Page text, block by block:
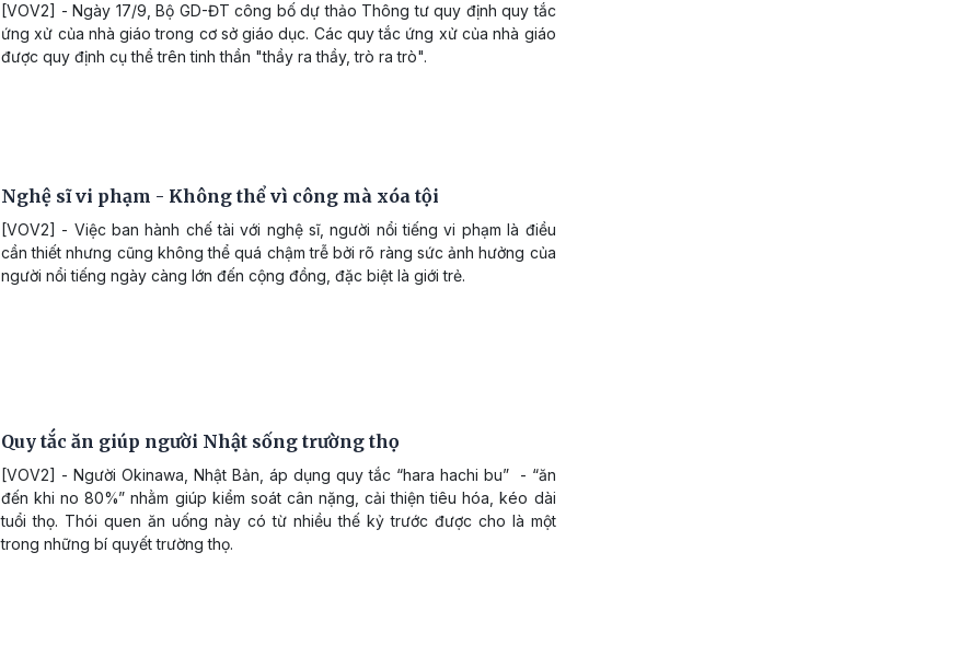
[VOV2] - Ngày 17/9, Bộ GD-ĐT công bố dự thảo Thông tư quy định quy tắc
ứng xử của nhà giáo trong cơ sở giáo dục. Các quy tắc ứng xử của nhà giáo
được quy định cụ thể trên tinh thần "thầy ra thầy, trò ra trò".
Nghệ sĩ vi phạm - Không thể vì công mà xóa tội
[VOV2] - Việc ban hành chế tài với nghệ sĩ, người nổi tiếng vi phạm là điều
cần thiết nhưng cũng không thể quá chậm trễ bởi rõ ràng sức ảnh hưởng của
người nổi tiếng ngày càng lớn đến cộng đồng, đặc biệt là giới trẻ.
Quy tắc ăn giúp người Nhật sống trường thọ
[VOV2] - Người Okinawa, Nhật Bản, áp dụng quy tắc “hara hachi bu” - “ăn
đến khi no 80%” nhằm giúp kiểm soát cân nặng, cải thiện tiêu hóa, kéo dài
tuổi thọ. Thói quen ăn uống này có từ nhiều thế kỷ trước được cho là một
trong những bí quyết trường thọ.